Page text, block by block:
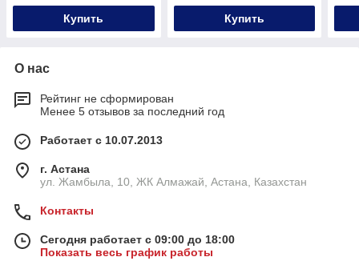
Купить Купить
О нас
Рейтинг не сформирован
Менее 5 отзывов за последний год
Работает с 10.07.2013
г. Астана
ул. Жамбыла, 10, ЖК Алмажай, Астана, Казахстан
Контакты
Сегодня работает с 09:00 до 18:00
Показать весь график работы